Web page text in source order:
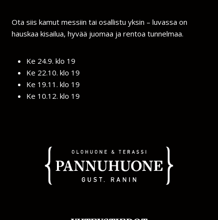
Ota siis kamut messiin tai osallistu yksin – luvassa on
hauskaa kisailua, hyvää juomaa ja rentoa tunnelmaa.
Ke 24.9. klo 19
Ke 22.10. klo 19
Ke 19.11. klo 19
Ke 10.12. klo 19